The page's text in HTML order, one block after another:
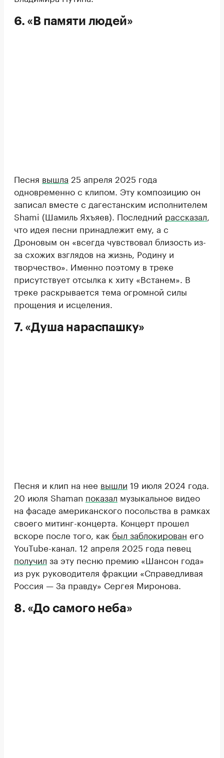
6. «В памяти людей»
Песня вышла 25 апреля 2025 года
одновременно с клипом. Эту композицию он
записал вместе с дагестанским исполнителем
Shami (Шамиль Яхъяев). Последний рассказал
что идея песни принадлежит ему, а с
Дроновым он «всегда чувствовал близость из-
за схожих взглядов на жизнь, Родину и
творчество». Именно поэтому в треке
присутствует отсылка к хиту «Встанем». В
треке раскрывается тема огромной силы
прощения и исцеления.
7. «Душа нараспашку»
Песня и клип на нее вышли 19 июля 2024 года.
20 июля Shaman показал музыкальное видео
на фасаде американского посольства в рамках
своего митинг-концерта. Концерт прошел
вскоре после того, как был заблокирован его
YouTube-канал. 12 апреля 2025 года певец
получил за эту песню премию «Шансон года»
из рук руководителя фракции «Справедливая
Россия — За правду» Сергея Миронова.
8. «До самого неба»